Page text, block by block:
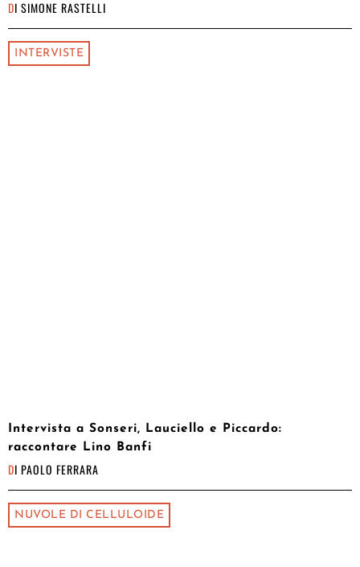
DI SIMONE RASTELLI
INTERVISTE
Intervista a Sonseri, Lauciello e Piccardo:
raccontare Lino Banfi
DI PAOLO FERRARA
NUVOLE DI CELLULOIDE